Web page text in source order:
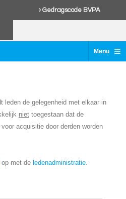
› Gedragscode BVPA
Menu ≡
leden de gelegenheid met elkaar in
niet toegestaan dat de
acquisitie door derden worden
op met de ledenadministratie.